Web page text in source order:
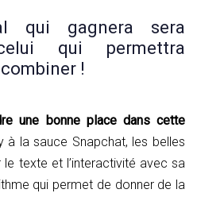
qui gagnera sera
qui permettra
!
une bonne place dans cette
la sauce Snapchat, les belles
texte et l’interactivité avec sa
qui permet de donner de la